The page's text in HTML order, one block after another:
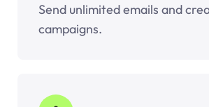
Send unlimited emails and
campaigns.